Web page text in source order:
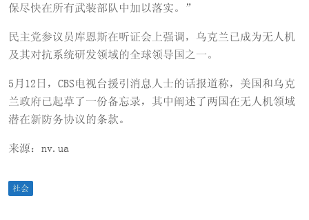
保尽快在所有武装部队中加以落实。”
民主党参议员库恩斯在听证会上强调，乌克兰已成为无人机
及其对抗系统研发领域的全球领导国之一。
5月12日，CBS电视台援引消息人士的话报道称，美国和乌克
兰政府已起草了一份备忘录，其中阐述了两国在无人机领域
潜在新防务协议的条款。
来源：nv.ua
社会